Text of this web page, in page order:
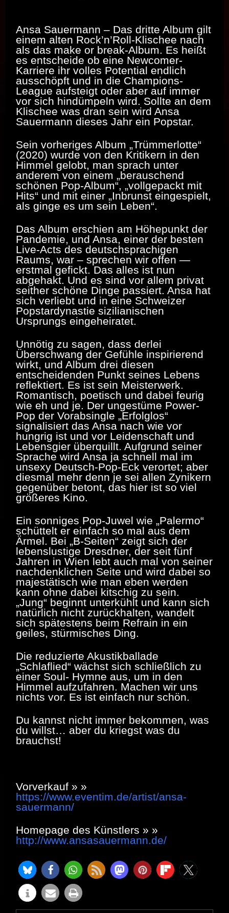
Ansa Sauermann – Das dritte Album gilt
einem alten Rock’n’Roll-Klischee nach
als das make or break-Album. Es heißt
es entscheide ob eine Newcomer-
Karriere ihr volles Potential endlich
ausschöpft und in die Champions-
League aufsteigt oder aber auf immer
vor sich hindümpeln wird. Sollte an dem
Klischee was dran sein wird Ansa
Sauermann dieses Jahr ein Popstar.
Sein vorheriges Album „Trümmerlotte“
(2020) wurde von den Kritikern in den
Himmel gelobt, man sprach unter
anderem von einem „berauschend
schönen Pop-Album“, „vollgepackt mit
Hits“ und mit einer „Inbrunst eingespielt,
als ginge es um sein Leben“.
Das Album erschien am Höhepunkt der
Pandemie, und Ansa, einer der besten
Live-Acts des deutschsprachigen
Raums, war – sprechen wir offen —
erstmal gefickt. Das alles ist nun
abgehakt. Und es sind vor allem privat
seither schöne Dinge passiert. Ansa hat
sich verliebt und in eine Schweizer
Popstardynastie sizilianischen
Ursprungs eingeheiratet.
Unnötig zu sagen, dass derlei
Überschwang der Gefühle inspirierend
wirkt, und Album drei diesen
entscheidenden Punkt seines Lebens
reflektiert. Es ist sein Meisterwerk.
Romantisch, poetisch und dabei feurig
wie eh und je. Der ungestüme Power-
Pop der Vorabsingle „Erfolglos“
signalisiert das Ansa nach wie vor
hungrig ist und vor Leidenschaft und
Lebensgier überquillt. Aufgrund seiner
Sprache wird Ansa ja schnell mal im
unsexy Deutsch-Pop-Eck verortet; aber
diesmal mehr denn je sei allen Zynikern
gegenüber betont, das hier ist so viel
größeres Kino.
Ein sonniges Pop-Juwel wie „Palermo“
schüttelt er einfach so mal aus dem
Ärmel. Bei „B-Seiten“ zeigt sich der
lebenslustige Dresdner, der seit fünf
Jahren in Wien lebt auch mal von seiner
nachdenklichen Seite und wird dabei so
majestätisch wie man eben werden
kann ohne dabei kitschig zu sein.
„Jung“ beginnt unterkühlt und kann sich
natürlich nicht zurückhalten, wandelt
sich spätestens beim Refrain in ein
geiles, stürmisches Ding.
Die reduzierte Akustikballade
„Schlaflied“ wächst sich schließlich zu
einer Soul- Hymne aus, um in den
Himmel aufzufahren. Machen wir uns
nichts vor. Es ist einfach nur schön.
Du kannst nicht immer bekommen, was
du willst… aber du kriegst was du
brauchst!
Vorverkauf » »
https://www.eventim.de/artist/ansa-
sauermann/
Homepage des Künstlers » »
http://www.ansasauermann.de/